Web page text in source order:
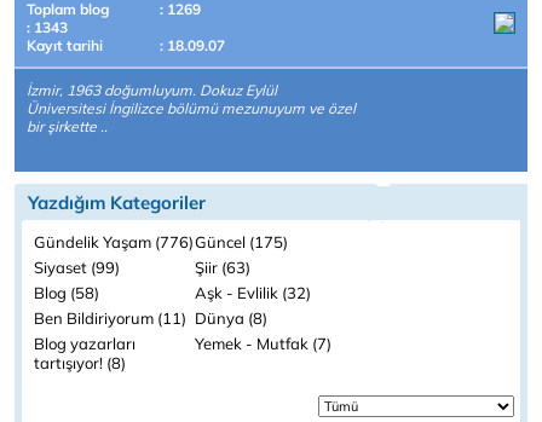
Toplam blog
: 1269
: 1343
Kayıt tarihi
: 18.09.07
İzmir, 1963 doğumluyum. Dokuz Eylül
Üniversitesi İngilizce bölümü mezunuyum ve özel
bir şirkette ..
Yazdığım Kategoriler
Gündelik Yaşam (776)Güncel (175)
Siyaset (99)
Şiir (63)
Blog (58)
Aşk - Evlilik (32)
Ben Bildiriyorum (11) Dünya (8)
Blog yazarları
tartışıyor! (8)
Yemek - Mutfak (7)